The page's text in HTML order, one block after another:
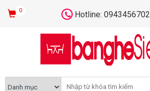
0 Hotline: 0943456702